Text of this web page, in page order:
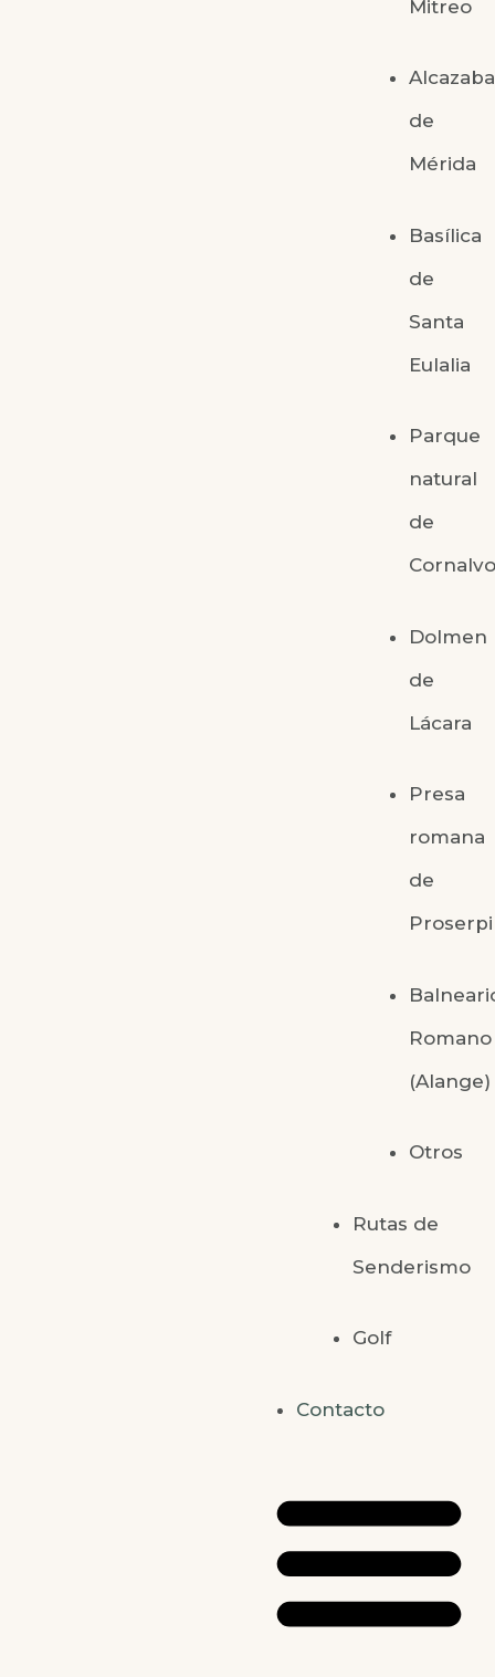
Mitreo
Alcazaba
de
Mérida
Basílica
de
Santa
Eulalia
Parque
natural
de
Dolmen
de
Lácara
Presa
romana
de
Romano
(Alange)
Otros
Rutas de
Senderismo
Golf
Contacto